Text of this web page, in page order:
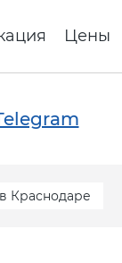
Цены
Краснодаре